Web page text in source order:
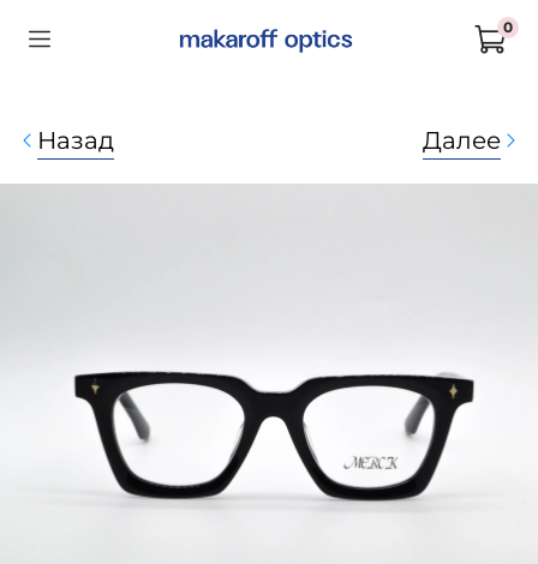
0
Назад Далее